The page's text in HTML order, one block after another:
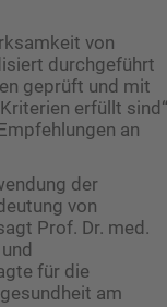
von
durchgeführt
geprüft und mit
erfüllt
an
der
von
Prof. Dr. med.
für die
am